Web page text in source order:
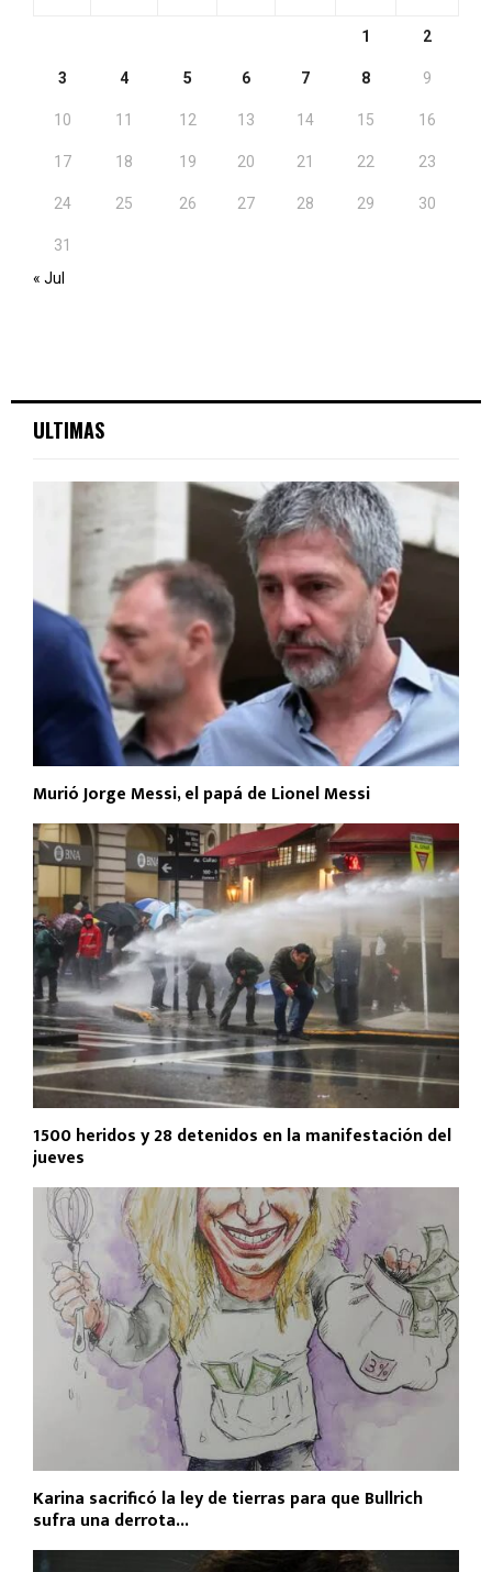
1 2
3 4 5 6 7 8 9
10 11 12 13 14 15 16
17 18 19 20 21 22 23
24 25 26 27 28 29 30
31
« Jul
ULTIMAS
Murió Jorge Messi, el papá de Lionel Messi
1500 heridos y 28 detenidos en la manifestación del
jueves
Karina sacrificó la ley de tierras para que Bullrich
sufra una derrota...